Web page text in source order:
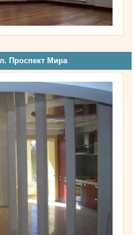
Проспект Мира